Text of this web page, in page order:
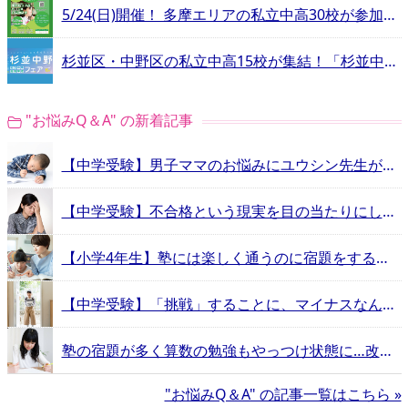
5/24(日)開催！ 多摩エリアの私立中高30校が参加する合同相談会
杉並区・中野区の私立中高15校が集結！「杉並中野私立中学高等学校フェア」
"お悩みQ＆A" の新着記事
【中学受験】男子ママのお悩みにユウシン先生が回答！“3つの嫌”を乗り越えるには？
【中学受験】不合格という現実を目の当たりにした親の心情は？入試前に見ておきたい先輩保護者のお悩み動画
【小学4年生】塾には楽しく通うのに宿題をすることが大嫌い！口出しするべき？放置すべき？
【中学受験】「挑戦」することに、マイナスなんかない。スクールカウンセラーが回答するお悩みQ&A
塾の宿題が多く算数の勉強もやっつけ状態に…改善方法は？
"お悩みQ＆A" の記事一覧はこちら »